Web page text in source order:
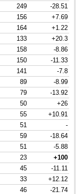
249
-28.51
156
+7.69
164
+1.22
133
+20.3
158
-8.86
150
-11.33
141
-7.8
89
-8.99
79
-13.92
50
+26
55
+10.91
51
-
59
-18.64
51
-5.88
23
+100
45
-11.11
33
+12.12
46
-21.74